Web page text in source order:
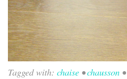
Tagged with: chaise •chausson •